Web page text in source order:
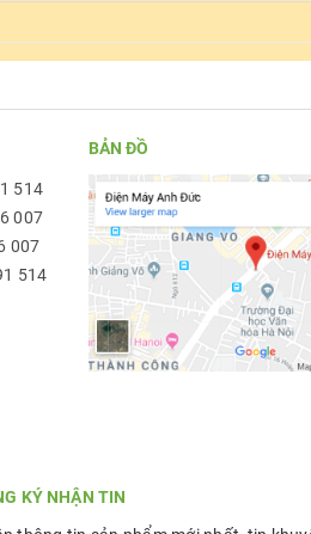
514
007
007
514
BẢN ĐỒ
KÝ NHẬN TIN